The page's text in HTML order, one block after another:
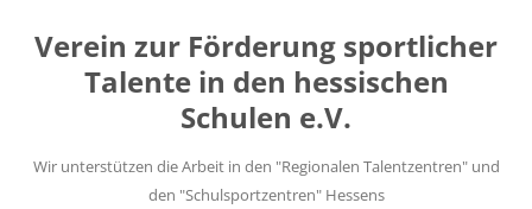
springen
Verein zur Förderung sportlicher
Talente in den hessischen
Schulen e.V.
Wir unterstützen die Arbeit in den "Regionalen Talentzentren" und
den "Schulsportzentren" Hessens